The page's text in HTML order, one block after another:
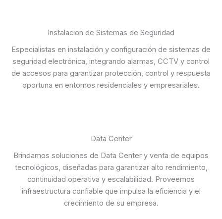
Instalacion de Sistemas de Seguridad
Especialistas en instalación y configuración de sistemas de
seguridad electrónica, integrando alarmas, CCTV y control
de accesos para garantizar protección, control y respuesta
oportuna en entornos residenciales y empresariales.
Data Center
Brindamos soluciones de Data Center y venta de equipos
tecnológicos, diseñadas para garantizar alto rendimiento,
continuidad operativa y escalabilidad. Proveemos
infraestructura confiable que impulsa la eficiencia y el
crecimiento de su empresa.